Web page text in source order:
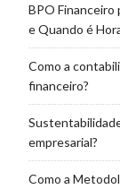
BPO Financeiro
e Quando é
Como a
financeiro?
empresarial?
Como a